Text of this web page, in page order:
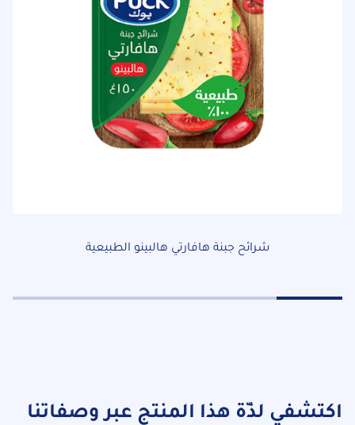
شرائح جبنة هافارتي هالبينو الطبيعية
اكتشفي لذّة هذا المنتج عبر وصفاتنا